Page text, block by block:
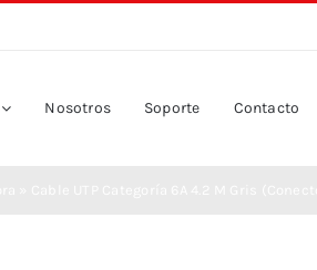
Nosotros Soporte Contacto